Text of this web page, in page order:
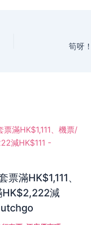
票滿HK$1,111、
HK$2,222減